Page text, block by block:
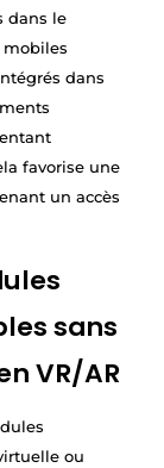
dans le
mobiles
dans
favorise une
un accès
sans
VR/AR
ou